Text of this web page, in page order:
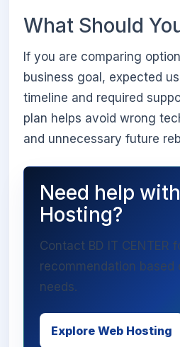
What Should
If you are comparing
business goal, expected
timeline and required
plan helps avoid wrong
and unnecessary future
Need help
Hosting?
Contact BD IT CENTER
recommendation based
needs.
Explore Web Hosting